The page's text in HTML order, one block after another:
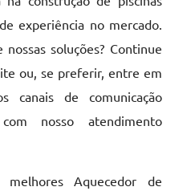
experiência no mercado.
soluções? Continue
ou, se preferir, entre em
canais de comunicação
nosso atendimento
Aquecedor de